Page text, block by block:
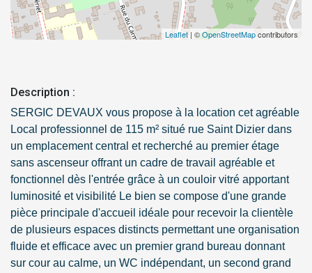
Leaflet | ©OpenStreetMapcontributors
Description :
SERGIC DEVAUX vous propose à la location cet agréable
Local professionnel de 115 m² situé rue Saint Dizier dans
un emplacement central et recherché au premier étage
sans ascenseur offrant un cadre de travail agréable et
fonctionnel dès l'entrée grâce à un couloir vitré apportant
luminosité et visibilité Le bien se compose d'une grande
pièce principale d'accueil idéale pour recevoir la clientèle
de plusieurs espaces distincts permettant une organisation
fluide et efficace avec un premier grand bureau donnant
sur cour au calme, un WC indépendant, un second grand